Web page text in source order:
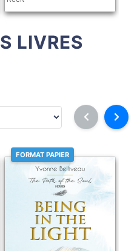
LIVRES
FORMAT PAPIER